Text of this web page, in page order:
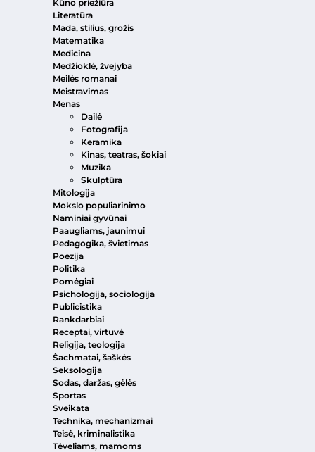
Kūno priežiūra
Literatūra
Mada, stilius, grožis
Matematika
Medicina
Medžioklė, žvejyba
Meilės romanai
Meistravimas
Menas
Dailė
Fotografija
Keramika
Kinas, teatras, šokiai
Muzika
Skulptūra
Mitologija
Mokslo populiarinimo
Naminiai gyvūnai
Paaugliams, jaunimui
Pedagogika, švietimas
Poezija
Politika
Pomėgiai
Psichologija, sociologija
Publicistika
Rankdarbiai
Receptai, virtuvė
Religija, teologija
Šachmatai, šaškės
Seksologija
Sodas, daržas, gėlės
Sportas
Sveikata
Technika, mechanizmai
Teisė, kriminalistika
Tėveliams, mamoms